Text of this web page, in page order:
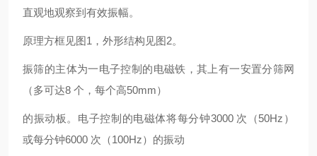
直观地观察到有效振幅。
原理方框见图1，外形结构见图2。
振筛的主体为一电子控制的电磁铁，其上有一安置分筛网
（多可达8 个，每个高50mm）
的振动板。电子控制的电磁体将每分钟3000 次（50Hz）
或每分钟6000 次（100Hz）的振动